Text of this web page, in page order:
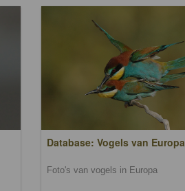
Database: Vogels van Europa
Foto's van vogels in Europa